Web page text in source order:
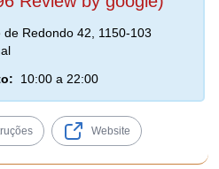
de Redondo 42, 1150-103
10:00 a 22:00
Website